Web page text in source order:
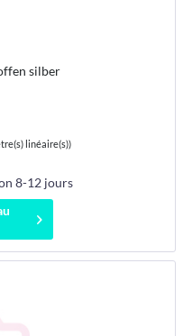
silber
linéaire(s))
8-12 jours